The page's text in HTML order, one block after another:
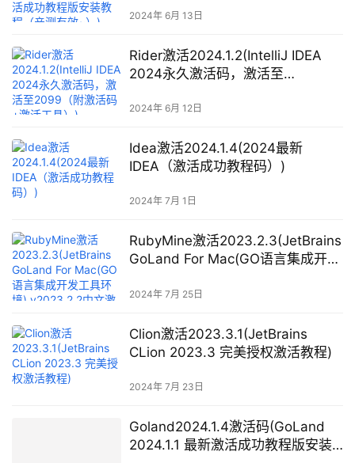
2024年 6月 13日
Rider激活2024.1.2(IntelliJ IDEA
2024永久激活码，激活至
2024年 6月 12日
Idea激活2024.1.4(2024最新
IDEA（激活成功教程码）)
2024年 7月 1日
RubyMine激活2023.2.3(JetBrains
GoLand For Mac(GO语言集成开发
2024年 7月 25日
Clion激活2023.3.1(JetBrains
CLion 2023.3 完美授权激活教程)
2024年 7月 23日
Goland2024.1.4激活码(GoLand
2024.1.1 最新激活成功教程版安装